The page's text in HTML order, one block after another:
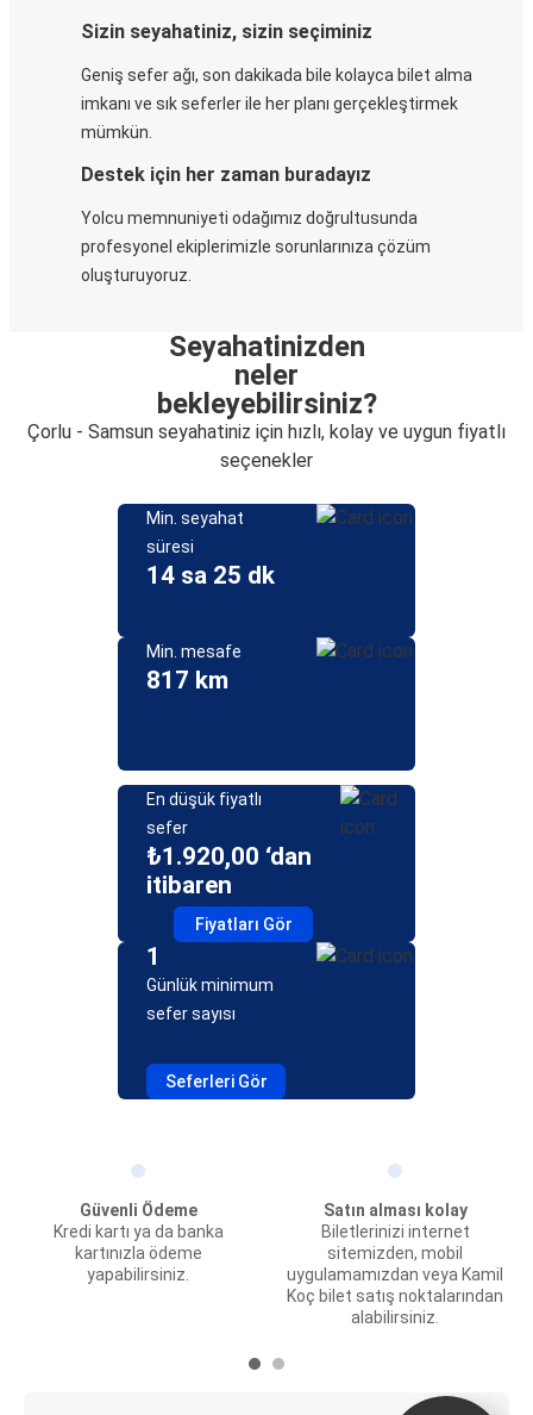
Sizin seyahatiniz, sizin seçiminiz
Geniş sefer ağı, son dakikada bile kolayca bilet alma
imkanı ve sık seferler ile her planı gerçekleştirmek
mümkün.
Destek için her zaman buradayız
Yolcu memnuniyeti odağımız doğrultusunda
profesyonel ekiplerimizle sorunlarınıza çözüm
oluşturuyoruz.
Seyahatinizden
neler
bekleyebilirsiniz?
Çorlu - Samsun seyahatiniz için hızlı, kolay ve uygun fiyatlı
seçenekler
Min. seyahat
süresi
14 sa 25 dk
Min. mesafe
817 km
En düşük fiyatlı
sefer
₺1.920,00 ‘dan
itibaren
Fiyatları Gör
1
Günlük minimum
sefer sayısı
Seferleri Gör
Güvenli Ödeme
Kredi kartı ya da banka
kartınızla ödeme
yapabilirsiniz.
Satın alması kolay
Biletlerinizi internet
sitemizden, mobil
uygulamamızdan veya Kamil
Koç bilet satış noktalarından
alabilirsiniz.